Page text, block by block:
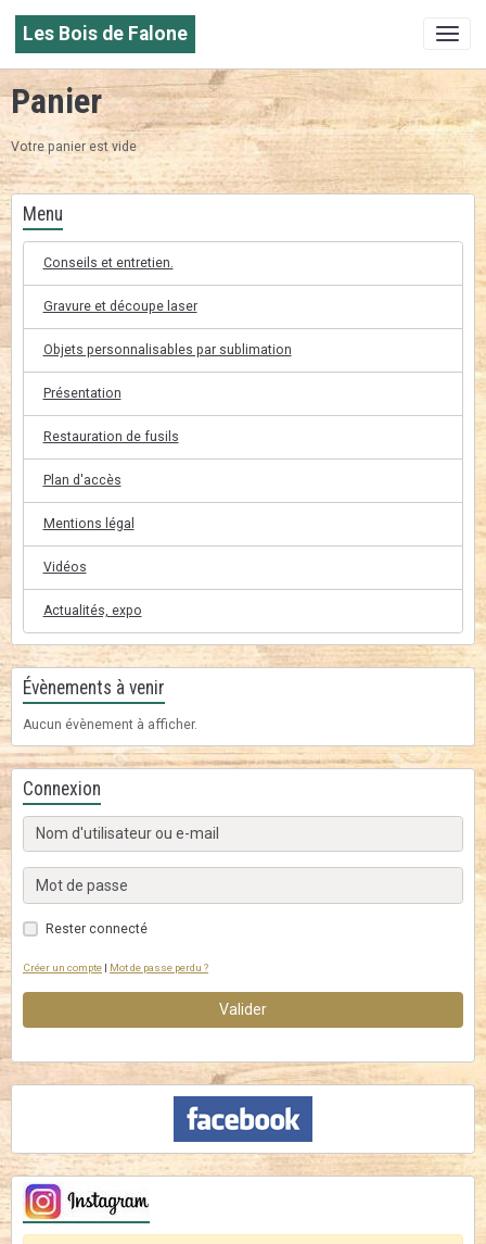
Les Bois de Falone
Panier
Votre panier est vide
Menu
Conseils et entretien.
Gravure et découpe laser
Objets personnalisables par sublimation
Présentation
Restauration de fusils
Plan d'accès
Mentions légal
Vidéos
Actualités, expo
Évènements à venir
Aucun évènement à afficher.
Connexion
Rester connecté
Créer un compte | Mot de passe perdu ?
Valider